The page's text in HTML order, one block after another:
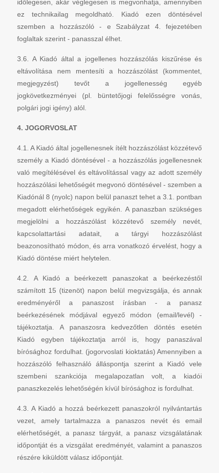
időlegesen, akár véglegesen is megvonhatja, amennyiben
ez technikailag megoldható. Kiadó ezen döntésével
szemben a hozzászóló - e Szabályzat 4. fejezetében
foglaltak szerint - panasszal élhet.
3.6. A Kiadó által a jogellenes hozzászólás kiszűrése és
eltávolítása nem mentesíti a hozzászólást (kommentet,
megjegyzést) tevőt a jogellenesség egyéb
jogkövetkezményei (pl. büntetőjogi felelősségre vonás,
polgári jogi igény) alól.
4. JOGORVOSLAT
4.1. A Kiadó által jogellenesnek ítélt hozzászólást közzétevő
személy a Kiadó döntésével - a hozzászólás jogellenesnek
való megítélésével és eltávolítással vagy az adott személy
hozzászólási lehetőségét megvonó döntésével - szemben a
Kiadónál 8 (nyolc) napon belül panaszt tehet a 3.1. pontban
megadott elérhetőségek egyikén. A panaszban szükséges
megjelölni a hozzászólást közzétevő személy nevét,
kapcsolattartási adatait, a tárgyi hozzászólást
beazonosítható módon, és arra vonatkozó érvelést, hogy a
Kiadó döntése miért helytelen.
4.2. A Kiadó a beérkezett panaszokat a beérkezéstől
számított 15 (tizenöt) napon belül megvizsgálja, és annak
eredményéről a panaszost írásban - a panasz
beérkezésének módjával egyező módon (email/levél) -
tájékoztatja. A panaszosra kedvezőtlen döntés esetén
Kiadó egyben tájékoztatja arról is, hogy panaszával
bírósághoz fordulhat. (jogorvoslati kioktatás) Amennyiben a
hozzászóló felhasználó álláspontja szerint a Kiadó vele
szembeni szankciója megalapozatlan volt, a kiadói
panaszkezelés lehetőségén kívül bírósághoz is fordulhat.
4.3. A Kiadó a hozzá beérkezett panaszokról nyilvántartás
vezet, amely tartalmazza a panaszos nevét és email
elérhetőségét, a panasz tárgyát, a panasz vizsgálatának
időpontját és a vizsgálat eredményét, valamint a panaszos
részére kiküldött válasz időpontját.